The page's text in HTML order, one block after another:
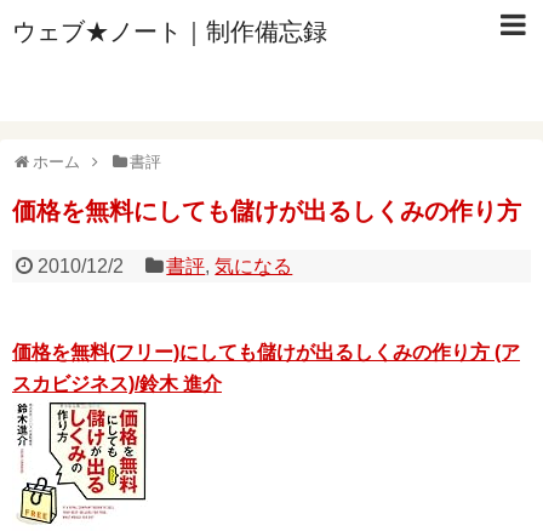
ウェブ★ノート｜制作備忘録
ホーム 書評
価格を無料にしても儲けが出るしくみの作り方
2010/12/2 書評,気になる
価格を無料(フリー)にしても儲けが出るしくみの作り方 (ア
スカビジネス)/鈴木 進介